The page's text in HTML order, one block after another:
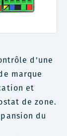
d'une
marque
et
de zone.
du